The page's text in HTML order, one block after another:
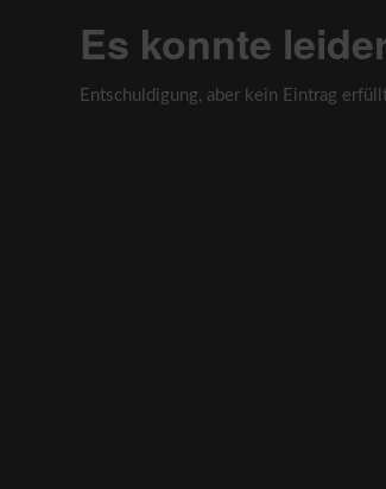
Es konnte
Entschuldigung, aber kein Eintrag